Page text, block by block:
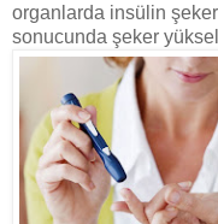
organlarda insülin
sonucunda şeker